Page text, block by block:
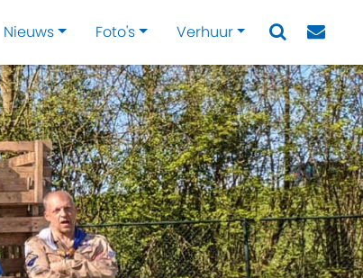
Nieuws Foto's Verhuur